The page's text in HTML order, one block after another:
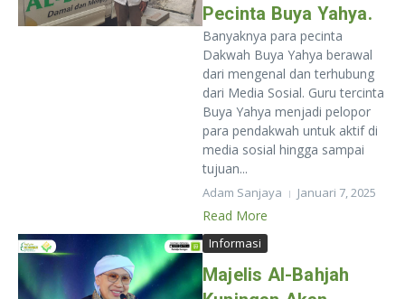
Pecinta Buya Yahya.
Banyaknya para pecinta
Dakwah Buya Yahya berawal
dari mengenal dan terhubung
dari Media Sosial. Guru tercinta
Buya Yahya menjadi pelopor
para pendakwah untuk aktif di
media sosial hingga sampai
tujuan...
Adam Sanjaya Januari 7, 2025
Read More
Informasi
Majelis Al-Bahjah